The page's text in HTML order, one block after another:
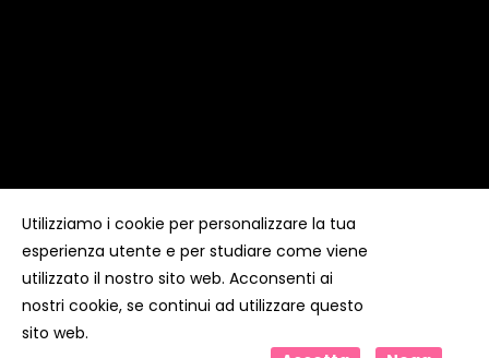
Copyright ©Kyuubi Cloud SolutionbySTUDIO
diritti riservati
Utilizziamo i cookie per personalizzare la tua
esperienza utente e per studiare come viene
utilizzato il nostro sito web. Acconsenti ai
nostri cookie, se continui ad utilizzare questo
sito web.